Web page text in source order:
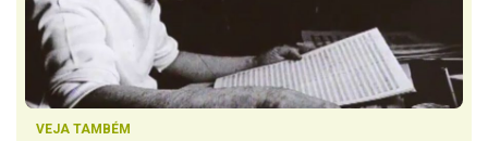
VEJA TAMBÉM